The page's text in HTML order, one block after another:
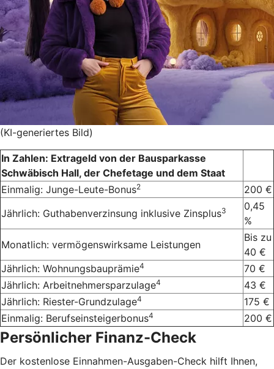
(KI-generiertes Bild)
In Zahlen: Extrageld von der Bausparkasse
Schwäbisch Hall, der Chefetage und dem Staat
Einmalig: Junge-Leute-Bonus2
200 €
Jährlich: Guthabenverzinsung inklusive Zinsplus3
0,45
%
Monatlich: vermögenswirksame Leistungen
Bis zu
40 €
Jährlich: Wohnungsbauprämie4
70 €
Jährlich: Arbeitnehmersparzulage4
43 €
Jährlich: Riester-Grundzulage4
175 €
Einmalig: Berufseinsteigerbonus4 200 €
Persönlicher Finanz-Check
Der kostenlose Einnahmen-Ausgaben-Check hilft Ihnen,